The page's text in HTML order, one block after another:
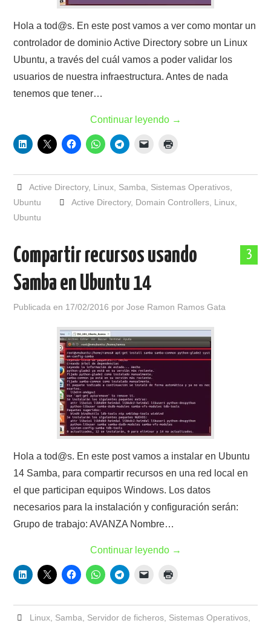
Hola a tod@s. En este post vamos a ver como montar un
controlador de dominio Active Directory sobre un Linux
Ubuntu, a través del cuál vamos a poder validar los
usuarios de nuestra infraestructura. Antes de nada
tenemos que tener…
Continuar leyendo →
Active Directory, Linux, Samba Sistemas Operativos,
Ubuntu
Active Directory, Domain Controllers, Linux,
Ubuntu
3
Compartir recursos usando
Samba en Ubuntu 14
Publicada en 17/02/2016 porJose Ramon Ramos Gata
Hola a tod@s. En este post vamos a instalar en Ubuntu
14 Samba, para compartir recursos en una red local en
el que participan equipos Windows. Los datos
necesarios para la instalación y configuración serán:
Grupo de trabajo: AVANZA Nombre…
Continuar leyendo →
Linux, Samba Servidor de ficheros, Sistemas Operativos,